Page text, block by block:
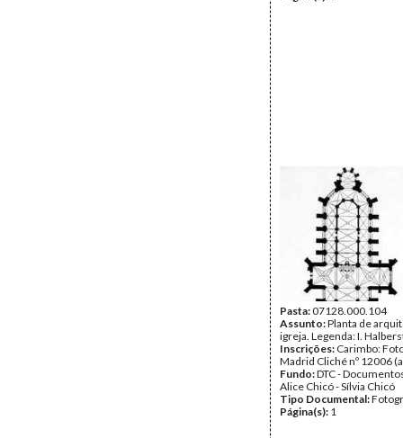
Pasta:07128.000.104
Assunto:Planta de
igreja. Legenda: I.
Inscrições: Carimbo:
Madrid Cliché nº 12006
Fundo:DTC -
Alice Chicó - Sílvia Chicó
Tipo Documental:
Página(s): 1